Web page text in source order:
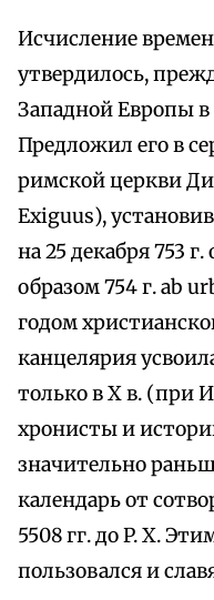
Исчисление
утвердилось,
Западной Европы в
Предложил его в
римской церкви
Exiguus),
на 25 декабря 753
образом 754 г. ab
годом
канцелярия
только в X в. (при
хронисты и
значительно
календарь от
5508 гг. до P. X.
пользовался и